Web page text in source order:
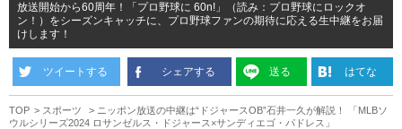
放送開始から60周年！「プロ野球に 60n!」（読み：プロ野球にロックオ
ン！）をシーズンキャッチに、プロ野球ファンの期待に応える生中継をお届
けします！
ツイートする シェアする 送る はてな
TOP スポーツ
ニッポン放送の中継は“ドジャースOB”石井一久が解説！ 「MLBソ
ウルシリーズ2024 ロサンゼルス・ドジャース×サンディエゴ・パドレス」